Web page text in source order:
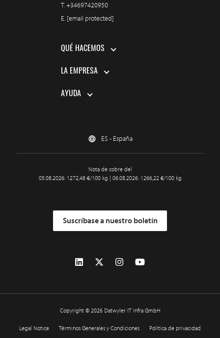
T.+34697420950
E. [email protected]
QUÉ HACEMOS
LA EMPRESA
AYUDA
ES - España
Nota de cobre del
05.08.2026: 1272,48 €/100 kg | 06.08.2026: 1266,22 €/100 kg
Suscríbase a nuestro boletín
Copyright © 2026 Datwyler IT Infra GmbH
Legal Notice Términos Generales y Condiciones Política de privacidad